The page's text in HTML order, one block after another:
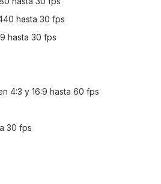
hasta 30 fps
hasta 30 fps
4:3 y 16:9 hasta 60 fps
30 fps